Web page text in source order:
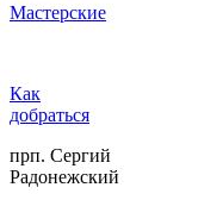
Мастерские
Как
добраться
прп. Сергий
Радонежский